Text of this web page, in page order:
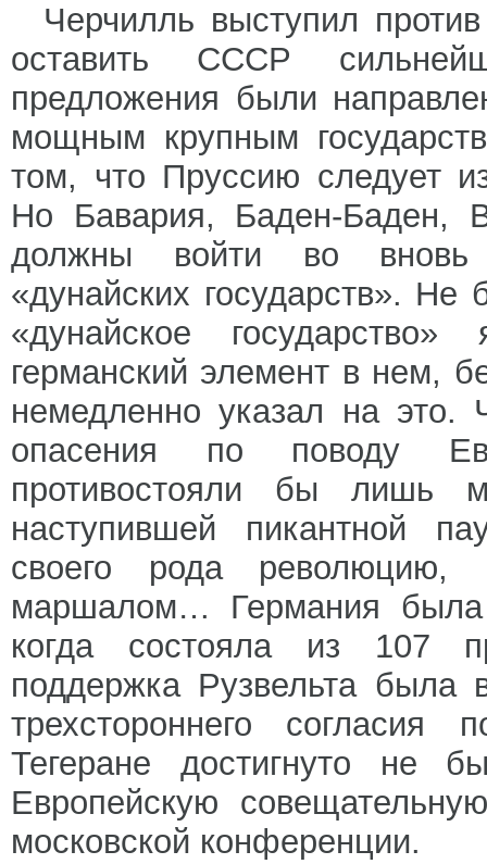
Черчилль выступил
оставить СССР
предложения были
мощным крупным
том, что Пруссию следует
Но Бавария, Баден-Баден,
должны войти во вновь
«дунайских государств».
«дунайское
германский элемент в нем,
немедленно указал на это.
опасения по поводу
противостояли бы лишь
наступившей пикантной
своего рода революцию,
маршалом… Германия была
когда состояла из 107
поддержка Рузвельта
трехстороннего
Тегеране достигнуто не
Европейскую
московской конференции.